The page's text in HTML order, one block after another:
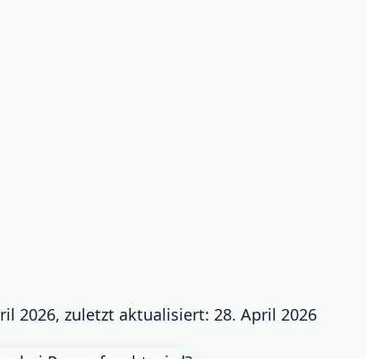
2026, zuletzt aktualisiert: 28. April 2026